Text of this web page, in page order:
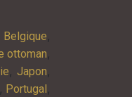
Belgique,
ottoman,
, Japon,
, Portugal ,